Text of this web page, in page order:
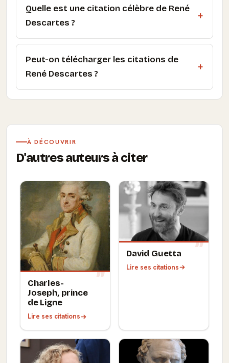
Quelle est une citation célèbre de René
Descartes ?
Peut-on télécharger les citations de
René Descartes ?
À DÉCOUVRIR
D'autres auteurs à citer
Charles-
Joseph, prince
de Ligne
Lire ses citations
David Guetta
Lire ses citations